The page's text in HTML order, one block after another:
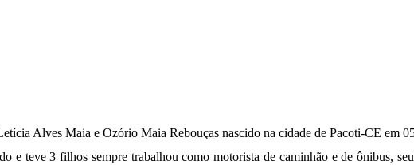
Alves Maia e Ozório Maia Rebouças nascido na cidade dePacoti-CE em
e teve3 filhos sempre trabalhou como motorista de caminhão e de ônibus,